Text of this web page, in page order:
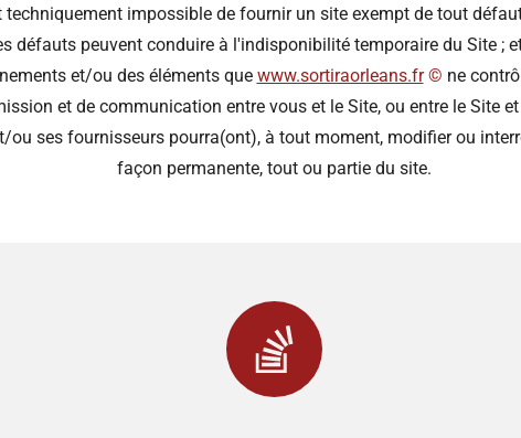
techniquement impossible de fournir un site exempt de tout
défauts peuvent conduire à l'indisponibilité temporaire du Site ;
et/ou des éléments que www.sortiraorleans.fr©️ ne
et de communication entre vous et le Site, ou entre le Site
ou ses fournisseurs pourra(ont), à tout moment, modifier ou
façon permanente, tout ou partie du site.